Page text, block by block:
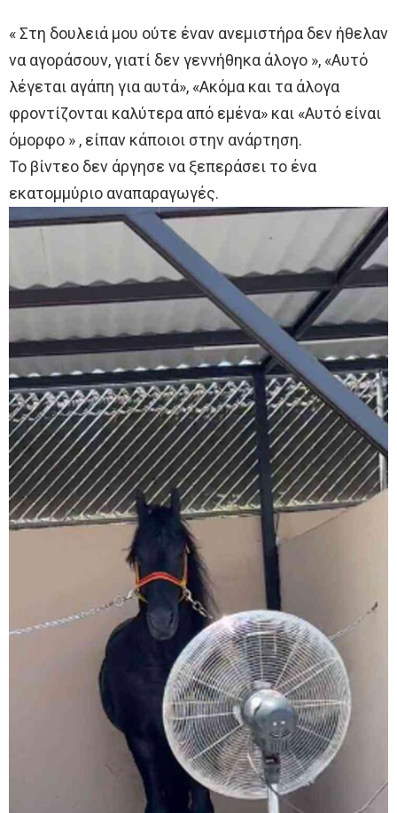
« Στη δουλειά μου ούτε έναν ανεμιστήρα δεν ήθελαν
να αγοράσουν, γιατί δεν γεννήθηκα άλογο », «Αυτό
λέγεται αγάπη για αυτά», «Ακόμα και τα άλογα
φροντίζονται καλύτερα από εμένα» και «Αυτό είναι
όμορφο » , είπαν κάποιοι στην ανάρτηση.
Το βίντεο δεν άργησε να ξεπεράσει το ένα
εκατομμύριο αναπαραγωγές.